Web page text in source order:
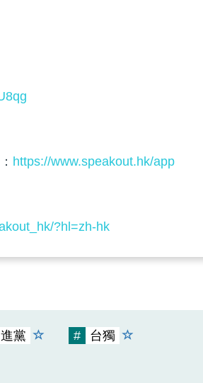
https://www.speakout.hk/app
?hl=zh-hk
黨 # 台獨